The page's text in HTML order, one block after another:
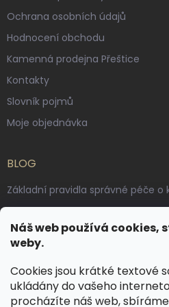
Náš web používá cookies,
weby.
Cookies jsou krátké textové
ukládány do vašeho
procházíte náš web,
Ochrana osobních údajů
Hodnocení obchodu
Kamenná prodejna Přeštice
Kontakty
Slovník pojmů
Moje objednávka
BLOG
Základní pravidla správné péče o
Výroba českých kožených
řemesla
KONTAKT